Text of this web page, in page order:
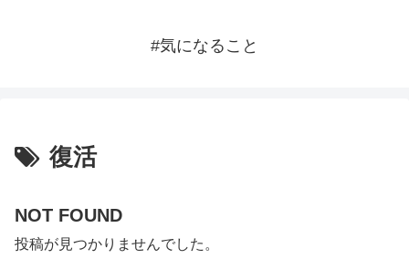
#気になること
復活
NOT FOUND
投稿が見つかりませんでした。